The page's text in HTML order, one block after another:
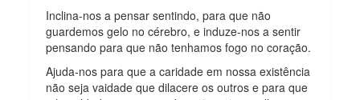
Inclina-nos a pensar sentindo, para que não
guardemos gelo no cérebro, e induze-nos a sentir
pensando para que não tenhamos fogo no coração.
Ajuda-nos para que a caridade em nossa existência
não seja vaidade que dilacere os outros e para que